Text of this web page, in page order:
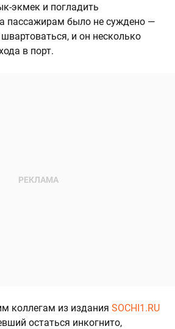
экмек и погладить
пассажирам было не суждено —
и он несколько
в порт.
коллегам из издания SOCHI1.RU
остаться инкогнито,